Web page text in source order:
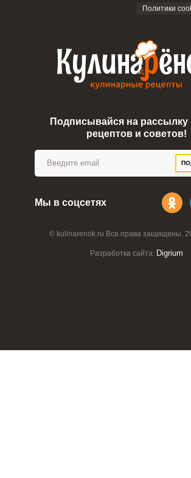
© kulinarenok.ru Все права защищены.
Разработка сайта: Digrium
Политики
Подписывайся на
рецептов и советов!
Мы в соцсетях